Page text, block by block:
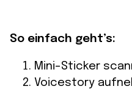
So einfach geht’s:
Mini-Sticker
Voicestory